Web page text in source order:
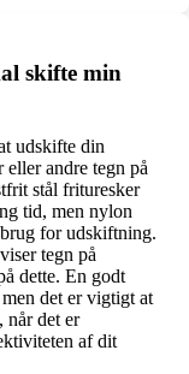
skifte min
udskifte din
andre tegn på
stål frituresker
tid, men nylon
for udskiftning.
tegn på
dette. En godt
det er vigtigt at
når det er
af ​​dit